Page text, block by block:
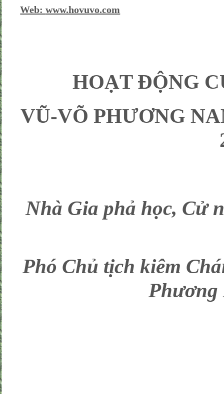
Web:www.hovuvo.com
ĐỘNG CỦA
VŨ-VÕ PHƯƠNG
Nhà Gia phả học, Cử
Phó Chủ tịch kiêm
Phương